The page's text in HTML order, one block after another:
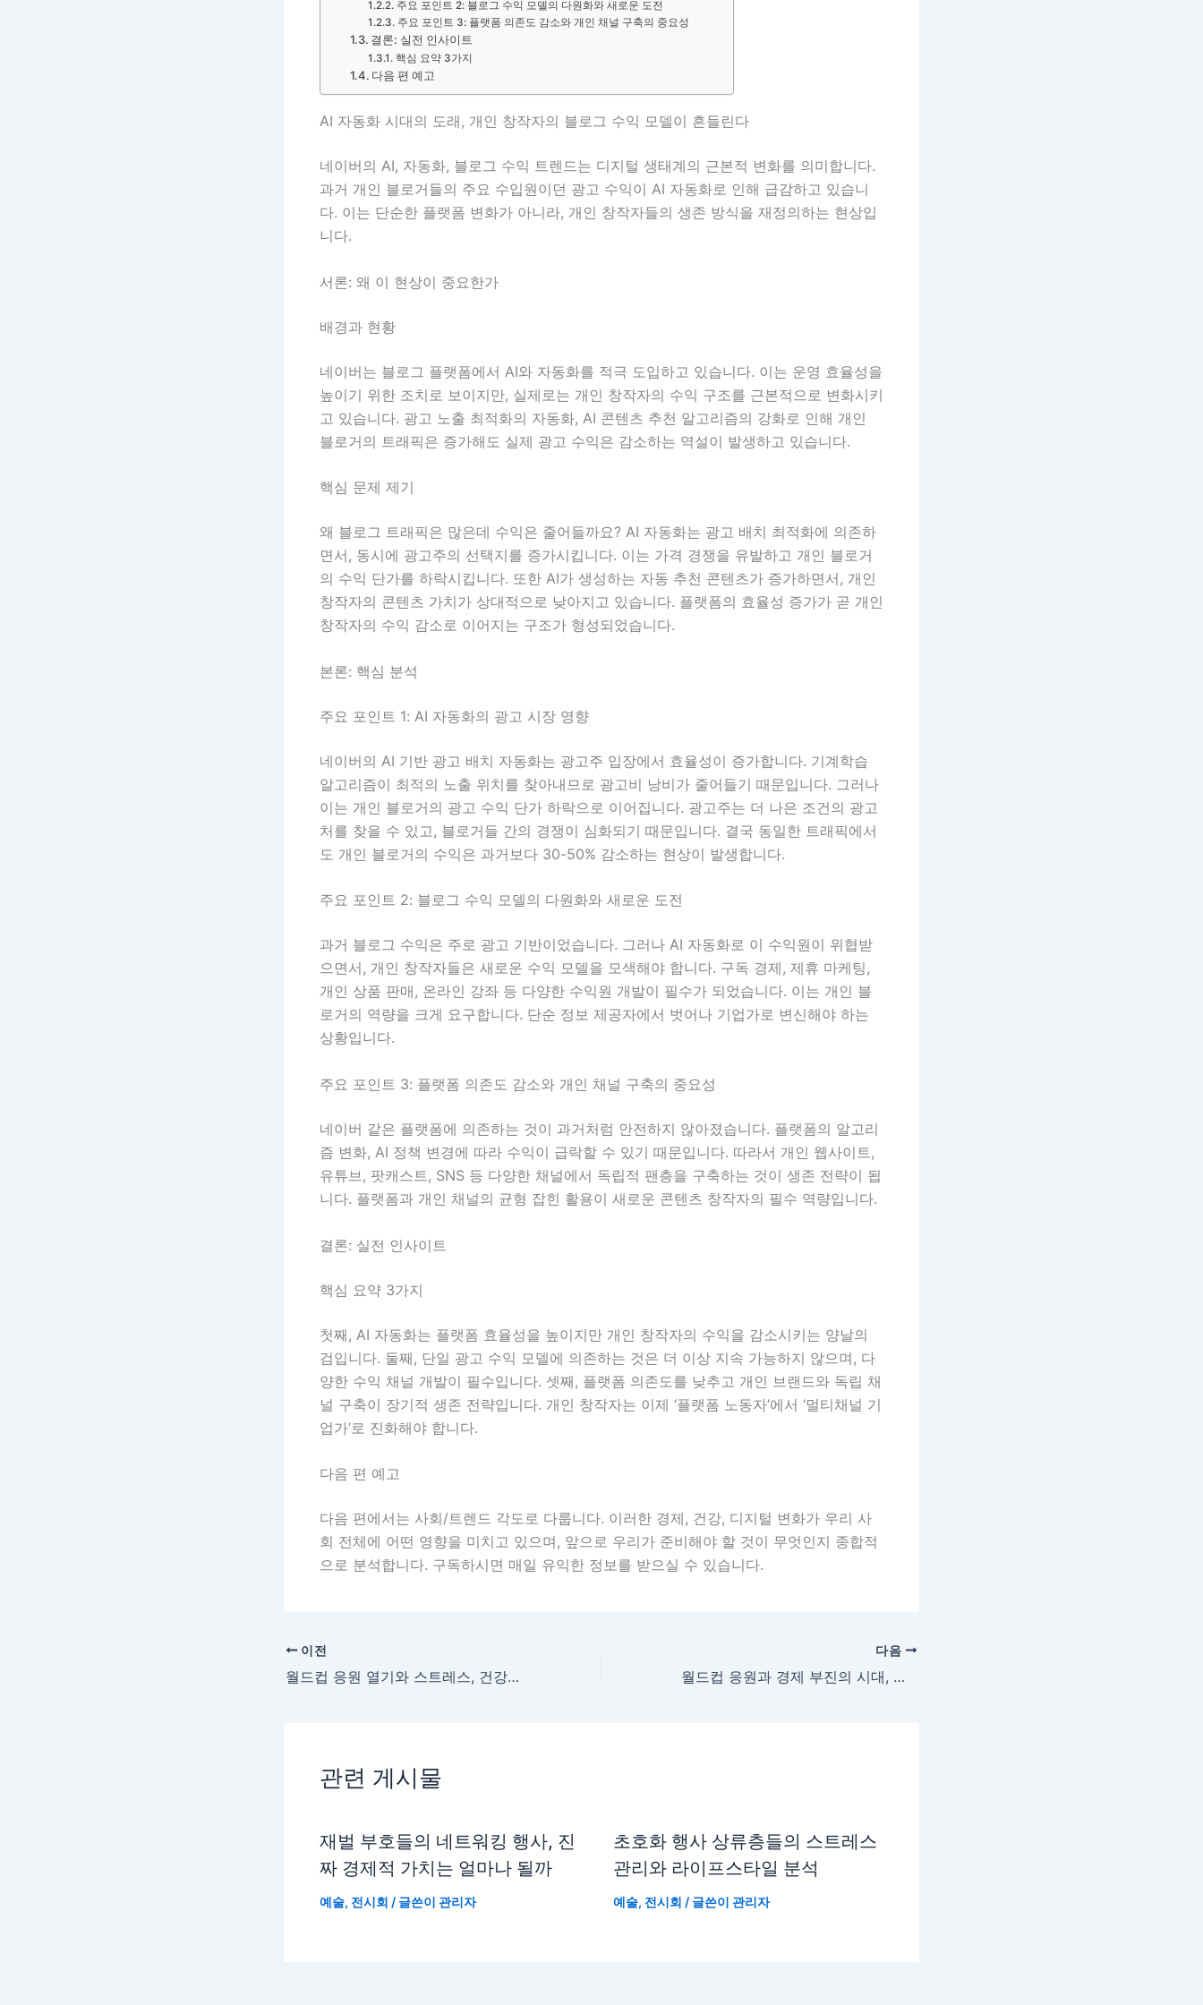
주요 포인트 2: 블로그 수익 모델의 다원화와 새로운 도전
주요 포인트 3: 플랫폼 의존도 감소와 개인 채널 구축의 중요성
결론: 실전 인사이트
핵심 요약 3가지
다음 편 예고
AI 자동화 시대의 도래, 개인 창작자의 블로그 수익 모델이 흔들린다
네이버의 AI, 자동화, 블로그 수익 트렌드는 디지털 생태계의 근본적 변화를 의미합니다.
과거 개인 블로거들의 주요 수입원이던 광고 수익이 AI 자동화로 인해 급감하고 있습니
다. 이는 단순한 플랫폼 변화가 아니라, 개인 창작자들의 생존 방식을 재정의하는 현상입
니다.
서론: 왜 이 현상이 중요한가
배경과 현황
네이버는 블로그 플랫폼에서 AI와 자동화를 적극 도입하고 있습니다. 이는 운영 효율성을
높이기 위한 조치로 보이지만, 실제로는 개인 창작자의 수익 구조를 근본적으로 변화시키
고 있습니다. 광고 노출 최적화의 자동화, AI 콘텐츠 추천 알고리즘의 강화로 인해 개인
블로거의 트래픽은 증가해도 실제 광고 수익은 감소하는 역설이 발생하고 있습니다.
핵심 문제 제기
왜 블로그 트래픽은 많은데 수익은 줄어들까요? AI 자동화는 광고 배치 최적화에 의존하
면서, 동시에 광고주의 선택지를 증가시킵니다. 이는 가격 경쟁을 유발하고 개인 블로거
의 수익 단가를 하락시킵니다. 또한 AI가 생성하는 자동 추천 콘텐츠가 증가하면서, 개인
창작자의 콘텐츠 가치가 상대적으로 낮아지고 있습니다. 플랫폼의 효율성 증가가 곧 개인
창작자의 수익 감소로 이어지는 구조가 형성되었습니다.
본론: 핵심 분석
주요 포인트 1: AI 자동화의 광고 시장 영향
네이버의 AI 기반 광고 배치 자동화는 광고주 입장에서 효율성이 증가합니다. 기계학습
알고리즘이 최적의 노출 위치를 찾아내므로 광고비 낭비가 줄어들기 때문입니다. 그러나
이는 개인 블로거의 광고 수익 단가 하락으로 이어집니다. 광고주는 더 나은 조건의 광고
처를 찾을 수 있고, 블로거들 간의 경쟁이 심화되기 때문입니다. 결국 동일한 트래픽에서
도 개인 블로거의 수익은 과거보다 30-50% 감소하는 현상이 발생합니다.
주요 포인트 2: 블로그 수익 모델의 다원화와 새로운 도전
과거 블로그 수익은 주로 광고 기반이었습니다. 그러나 AI 자동화로 이 수익원이 위협받
으면서, 개인 창작자들은 새로운 수익 모델을 모색해야 합니다. 구독 경제, 제휴 마케팅,
개인 상품 판매, 온라인 강좌 등 다양한 수익원 개발이 필수가 되었습니다. 이는 개인 블
로거의 역량을 크게 요구합니다. 단순 정보 제공자에서 벗어나 기업가로 변신해야 하는
상황입니다.
주요 포인트 3: 플랫폼 의존도 감소와 개인 채널 구축의 중요성
네이버 같은 플랫폼에 의존하는 것이 과거처럼 안전하지 않아졌습니다. 플랫폼의 알고리
즘 변화, AI 정책 변경에 따라 수익이 급락할 수 있기 때문입니다. 따라서 개인 웹사이트,
유튜브, 팟캐스트, SNS 등 다양한 채널에서 독립적 팬층을 구축하는 것이 생존 전략이 됩
니다. 플랫폼과 개인 채널의 균형 잡힌 활용이 새로운 콘텐츠 창작자의 필수 역량입니다.
결론: 실전 인사이트
핵심 요약 3가지
첫째, AI 자동화는 플랫폼 효율성을 높이지만 개인 창작자의 수익을 감소시키는 양날의
검입니다. 둘째, 단일 광고 수익 모델에 의존하는 것은 더 이상 지속 가능하지 않으며, 다
양한 수익 채널 개발이 필수입니다. 셋째, 플랫폼 의존도를 낮추고 개인 브랜드와 독립 채
널 구축이 장기적 생존 전략입니다. 개인 창작자는 이제 ‘플랫폼 노동자’에서 ‘멀티채널 기
업가’로 진화해야 합니다.
다음 편 예고
다음 편에서는 사회/트렌드 각도로 다룹니다. 이러한 경제, 건강, 디지털 변화가 우리 사
회 전체에 어떤 영향을 미치고 있으며, 앞으로 우리가 준비해야 할 것이 무엇인지 종합적
으로 분석합니다. 구독하시면 매일 유익한 정보를 받으실 수 있습니다.
이전
월드컵 응원 열기와 스트레스, 건강한 여름 나기 위한 감정 관리법
다음
월드컵 응원과 경제 부진의 시대, 한국 사회가 겪는 감정의 역설
관련 게시물
재벌 부호들의 네트워킹 행사, 진
짜 경제적 가치는 얼마나 될까
예술, 전시회 / 글쓴이 관리자
초호화 행사 상류층들의 스트레스
관리와 라이프스타일 분석
예술, 전시회 / 글쓴이 관리자